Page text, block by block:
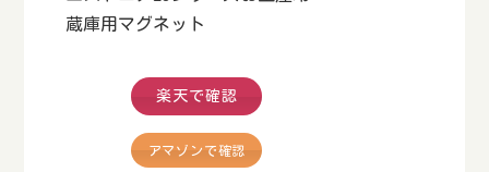
蔵庫用マグネット
楽天で確認
アマゾンで確認